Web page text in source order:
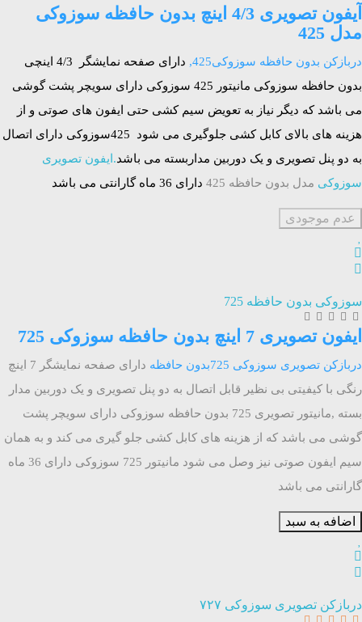
آیفون تصویری 4/3 اینچ بدون حافظه سوزوکی
مدل 425
دربازکن بدون حافظه سوزوکی425 ,
دارای صفحه نمایشگر 4/3 اینچی
بدون حافظه سوزوکی مانیتور 425 سوزوکی دارای سویچر پشت گوشی
می باشد که دیگر نیاز به تعویض سیم کشی حتی ایفون های صوتی و از
هزینه های بالای کابل کشی جلوگیری می شود
425سوزوکی دارای اتصال
به دو پنل تصویری و یک دوربین مداربسته می باشد.ایفون تصویری
سوزوکی مدل بدون حافظه 425 دارای 36 ماه گارانتی می باشد
عدم موجودی
سوزوکی بدون حافظه 725
ایفون تصویری 7 اینچ بدون حافظه سوزوکی 725
دربازکن تصویری سوزوکی 725بدون حافظه
دارای صفحه نمایشگر 7 اینچ
رنگی با کیفیتی بی نظیر قابل اتصال به دو پنل تصویری و یک دوربین مدار
بسته ,مانیتور تصویری 725 بدون حافظه سوزوکی دارای سویچر پشت
گوشی می باشد که از هزینه های کابل کشی جلو گیری می کند و به همان
سیم ایفون صوتی نیز وصل می شود مانیتور 725 سوزوکی دارای 36 ماه
گارانتی می باشد
اضافه به سبد
دربازکن تصویری سوزوکی ۷۲۷